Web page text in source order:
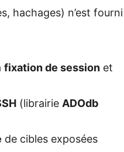
hachages) n’est fourni
fixation de session et
(librairie ADOdb
de cibles exposées